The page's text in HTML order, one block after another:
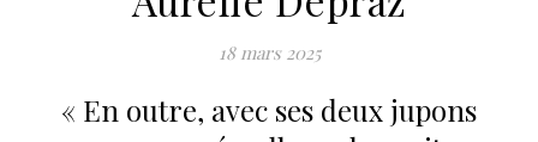
18 mars 2025
« En outre, avec ses deux jupons